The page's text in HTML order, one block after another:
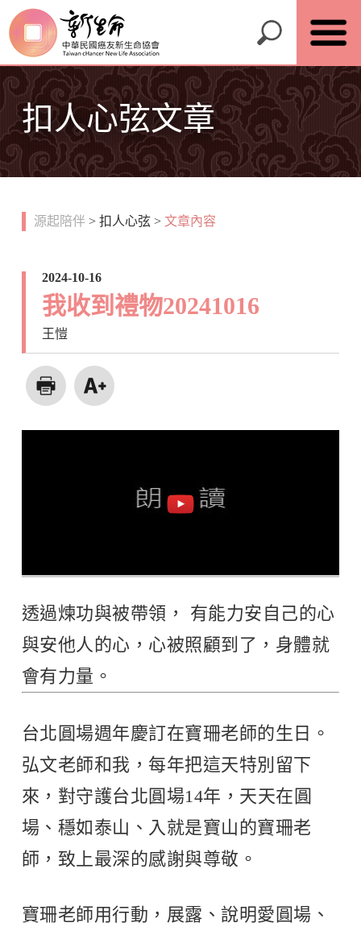
扣人心弦文章
源起陪伴 > 扣人心弦 > 文章內容
2024-10-16
我收到禮物20241016
王愷
透過煉功與被帶領， 有能力安自己的心
與安他人的心，心被照顧到了，身體就
會有力量。
台北圓場週年慶訂在寶珊老師的生日。
弘文老師和我，每年把這天特別留下
來，對守護台北圓場14年，天天在圓
場、穩如泰山、入就是寶山的寶珊老
師，致上最深的感謝與尊敬。
寶珊老師用行動，展露、說明愛圓場、